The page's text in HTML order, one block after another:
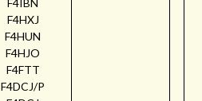
F4IBN
F4HXJ
F4HUN
F4HJO
F4FTT
F4DCJ/P